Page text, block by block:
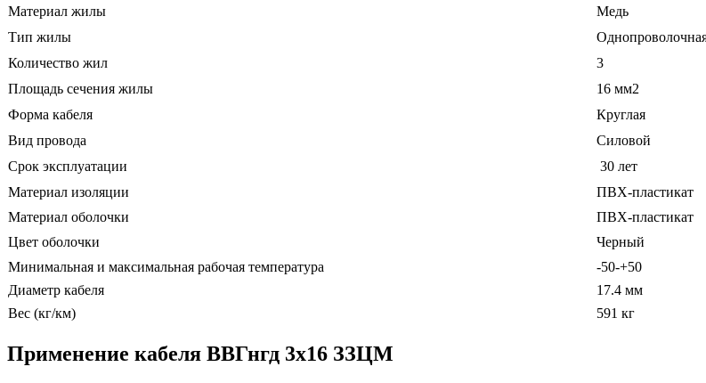
Материал жилы
Медь
Тип жилы
Количество жил
3
Площадь сечения жилы
16 мм2
Форма кабеля
Круглая
Вид провода
Силовой
Срок эксплуатации
30 лет
Материал изоляции
ПВХ-пластикат
Материал оболочки
ПВХ-пластикат
Цвет оболочки
Черный
Минимальная и максимальная рабочая температура
-50-+50
Диаметр кабеля
17.4 мм
Вес (кг/км)
591 кг
Применение кабеля ВВГнгд 3х16 ЗЗЦМ